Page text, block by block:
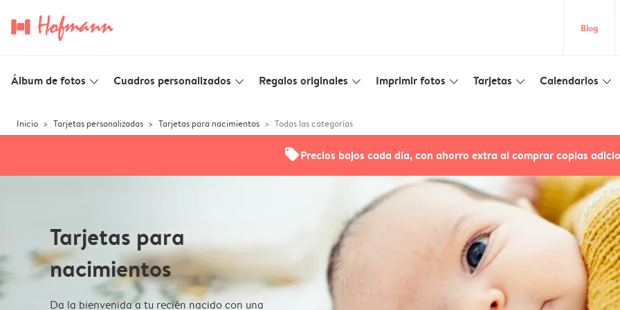
Blog
Álbum de fotos slim_arrow_down Cuadros personalizados slim_arrow_down Regalos originales slim_arrow_down Imprimir fotos slim_arrow_down Tarjetas slim_arrow_down Calendarios slim_arrow_down
Inicio Tarjetas personalizadas Tarjetas para nacimientos Todas las categorías
offersPrecios bajos cada día, con ahorro extra al comprar copias
Tarjetas para
nacimientos
Da la bienvenida a tu recién nacido con una